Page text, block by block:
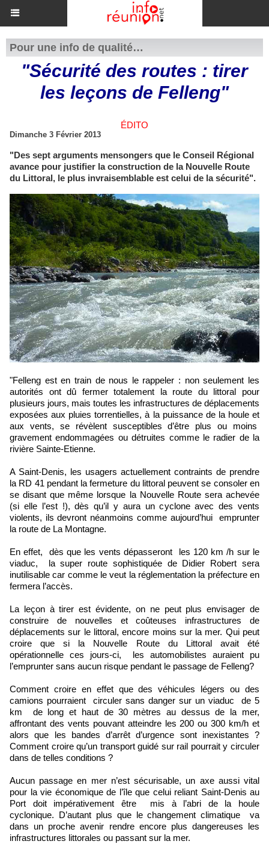
Pour une info de qualité…
"Sécurité des routes : tirer
les leçons de Felleng"
ÉDITO
Dimanche 3 Février 2013
"Des sept arguments mensongers que le Conseil Régional
avance pour justifier la construction de la Nouvelle Route
du Littoral, le plus invraisemblable est celui de la sécurité".
"Felleng est en train de nous le rappeler : non seulement les
autorités ont dû fermer totalement la route du littoral pour
plusieurs jours, mais toutes les infrastructures de déplacements
exposées aux pluies torrentielles, à la puissance de la houle et
aux vents, se révèlent susceptibles d’être plus ou moins
gravement endommagées ou détruites comme le radier de la
rivière Sainte-Etienne.
A Saint-Denis, les usagers actuellement contraints de prendre
la RD 41 pendant la fermeture du littoral peuvent se consoler en
se disant que même lorsque la Nouvelle Route sera achevée
(si elle l’est !), dès qu’il y aura un cyclone avec des vents
violents, ils devront néanmoins comme aujourd’hui emprunter
la route de La Montagne.
En effet, dès que les vents dépasseront les 120 km /h sur le
viaduc, la super route sophistiquée de Didier Robert sera
inutilisable car comme le veut la réglementation la préfecture en
fermera l’accès.
La leçon à tirer est évidente, on ne peut plus envisager de
construire de nouvelles et coûteuses infrastructures de
déplacements sur le littoral, encore moins sur la mer. Qui peut
croire que si la Nouvelle Route du Littoral avait été
opérationnelle ces jours-ci, les automobilistes auraient pu
l’emprunter sans aucun risque pendant le passage de Felleng?
Comment croire en effet que des véhicules légers ou des
camions pourraient circuler sans danger sur un viaduc de 5
km de long et haut de 30 mètres au dessus de la mer,
affrontant des vents pouvant atteindre les 200 ou 300 km/h et
alors que les bandes d’arrêt d’urgence sont inexistantes ?
Comment croire qu’un transport guidé sur rail pourrait y circuler
dans de telles conditions ?
Aucun passage en mer n’est sécurisable, un axe aussi vital
pour la vie économique de l’île que celui reliant Saint-Denis au
Port doit impérativement être mis à l’abri de la houle
cyclonique. D’autant plus que le changement climatique va
dans un proche avenir rendre encore plus dangereuses les
infrastructures littorales ou passant sur la mer.